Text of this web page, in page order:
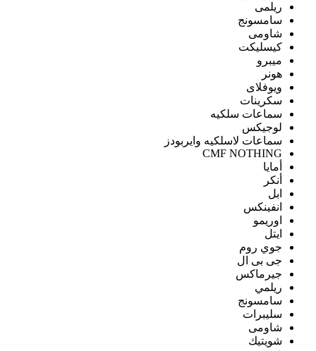
ريلمى
سامسونج
شاومى
كيسليكت
ميبرو
هونر
ويوفلاى
سكرينات
سماعات سلكيه
لوجيكس
سماعات لاسلكيه وايربودز
CMF NOTHING
أمايا
أنكر
ابل
انفينكس
اوريمو
ايتل
جوي روم
جى بى ال
جيرماكس
ريلمي
سامسونج
سليبرات
شاومى
شويتيك